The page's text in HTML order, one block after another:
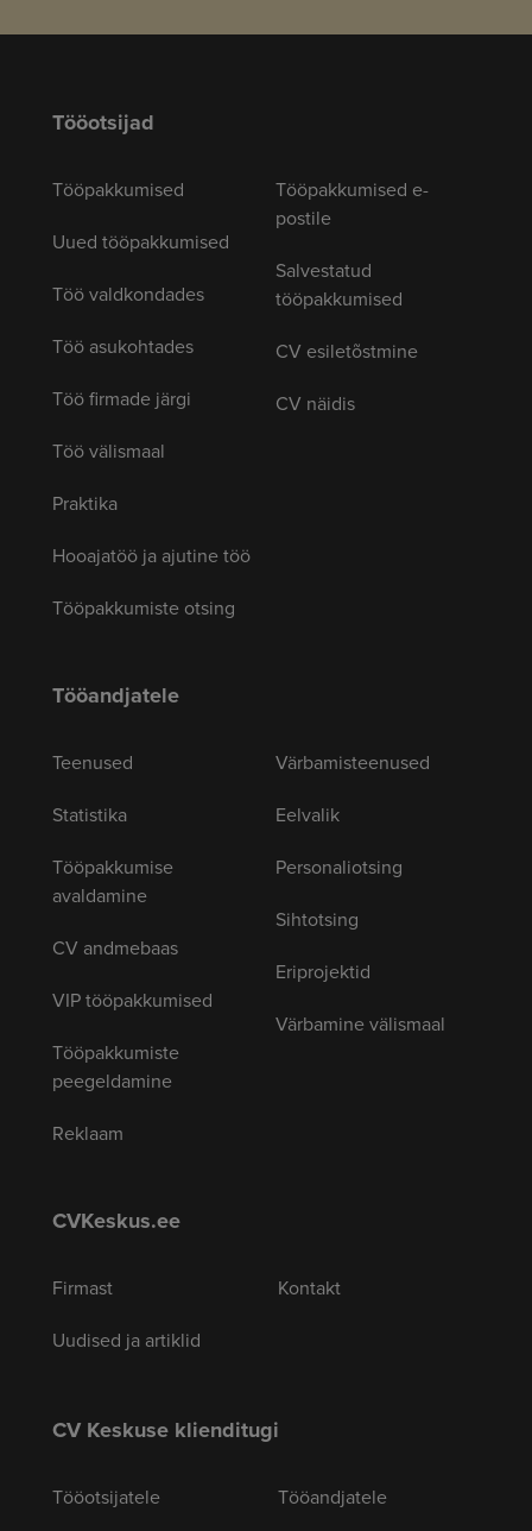
Tööotsijad
Tööpakkumised
Uued tööpakkumised
Töö valdkondades
Töö asukohtades
Töö firmade järgi
Töö välismaal
Praktika
Hooajatöö ja ajutine töö
Tööpakkumiste otsing
Tööpakkumised e-
postile
Salvestatud
tööpakkumised
CV esiletõstmine
CV näidis
Tööandjatele
Teenused
Statistika
Tööpakkumise
avaldamine
CV andmebaas
VIP tööpakkumised
Tööpakkumiste
peegeldamine
Reklaam
Värbamisteenused
Eelvalik
Personaliotsing
Sihtotsing
Eriprojektid
Värbamine välismaal
CVKeskus.ee
Firmast
Uudised ja artiklid
Kontakt
CV Keskuse klienditugi
Tööotsijatele Tööandjatele